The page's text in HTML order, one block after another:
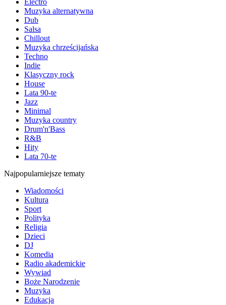
Electro
Muzyka alternatywna
Dub
Salsa
Chillout
Muzyka chrześcijańska
Techno
Indie
Klasyczny rock
House
Lata 90-te
Jazz
Minimal
Muzyka country
Drum'n'Bass
R&B
Hity
Lata 70-te
Najpopularniejsze tematy
Wiadomości
Kultura
Sport
Polityka
Religia
Dzieci
DJ
Komedia
Radio akademickie
Wywiad
Boże Narodzenie
Muzyka
Edukacja